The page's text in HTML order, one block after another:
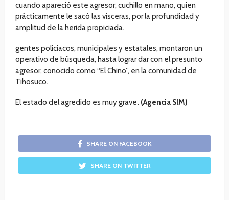
cuando apareció este agresor, cuchillo en mano, quien
prácticamente le sacó las vísceras, por la profundidad y
amplitud de la herida propiciada.
gentes policiacos, municipales y estatales, montaron un
operativo de búsqueda, hasta lograr dar con el presunto
agresor, conocido como “El Chino”, en la comunidad de
Tihosuco.
El estado del agredido es muy grave. (Agencia SIM)
SHARE ON FACEBOOK
SHARE ON TWITTER